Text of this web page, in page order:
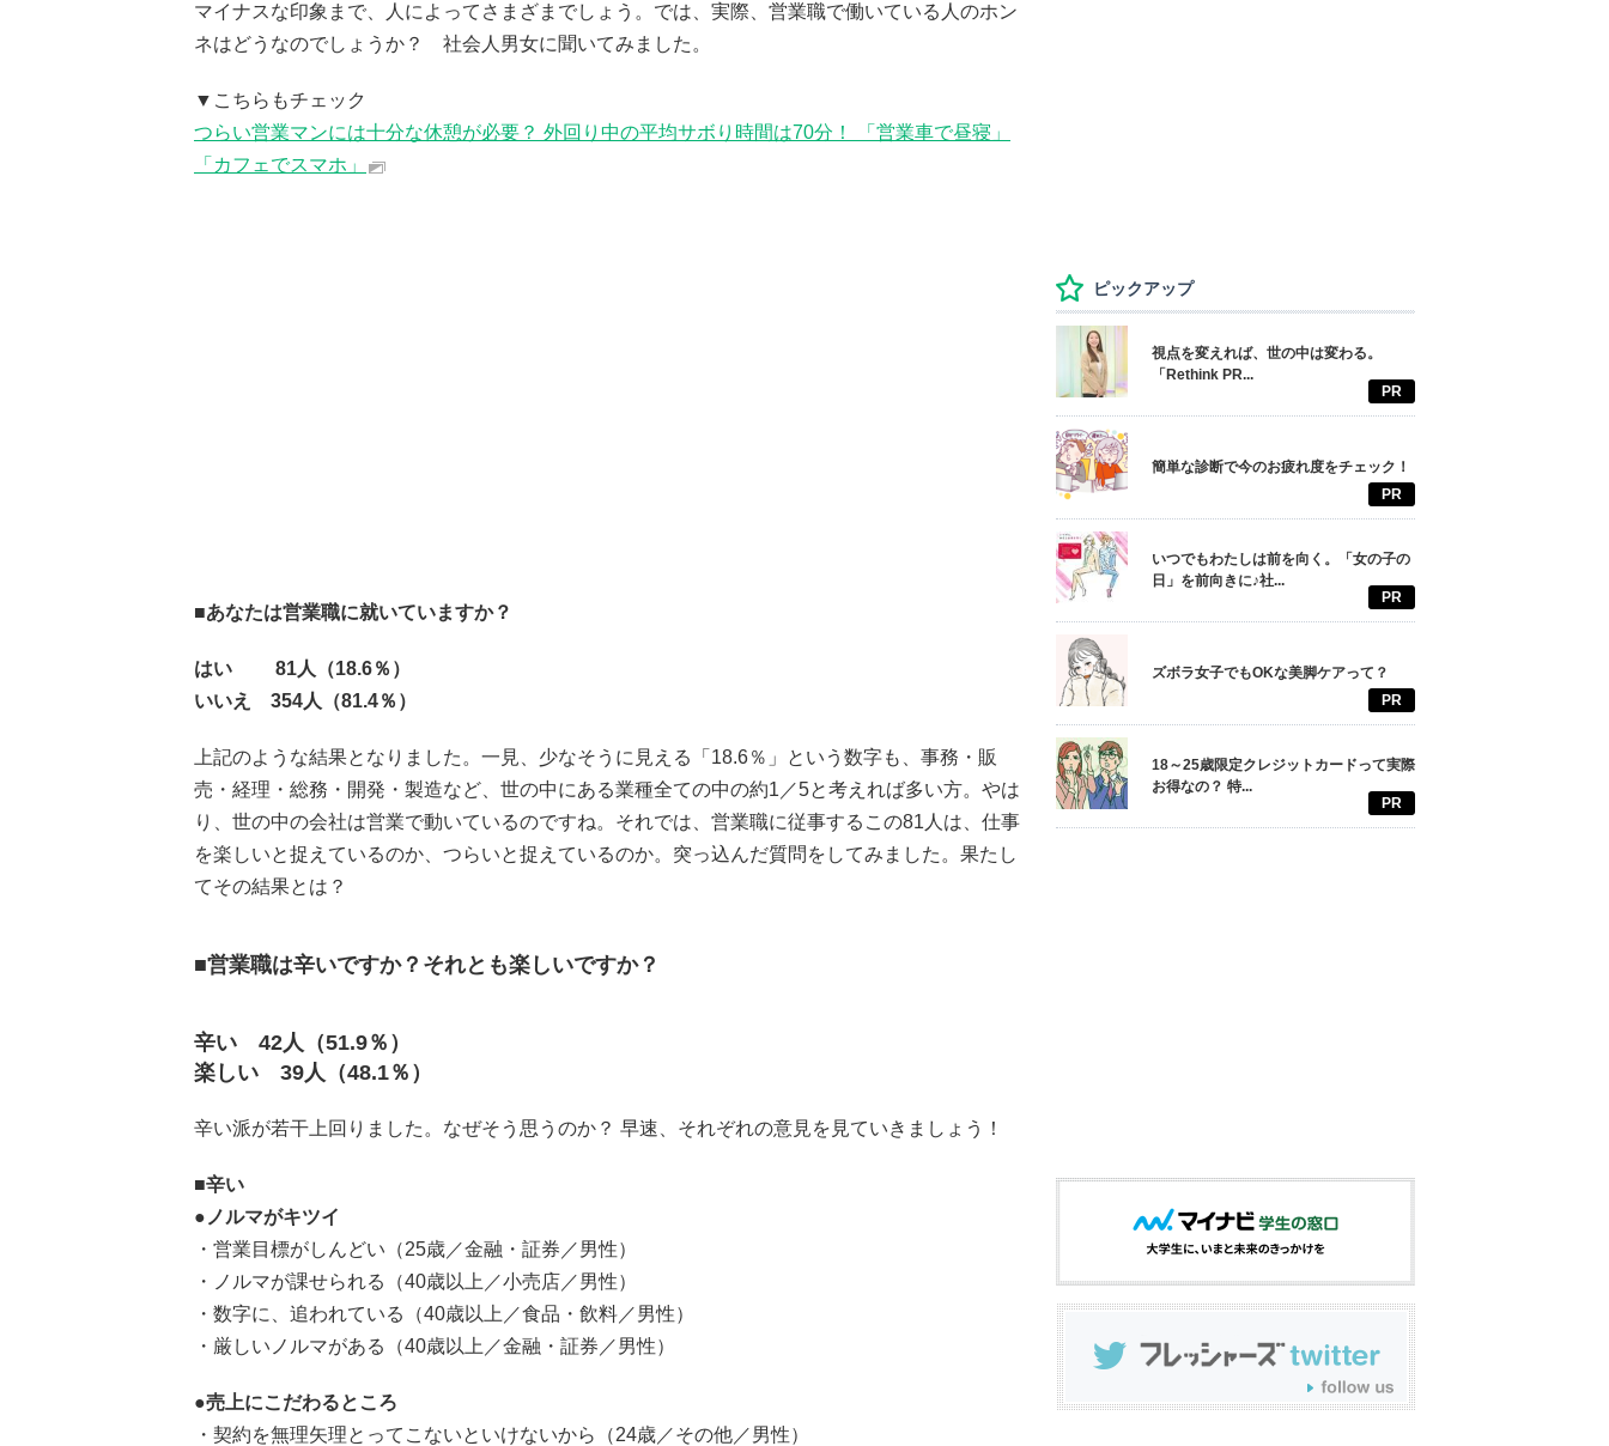
マイナスな印象まで、人によってさまざまでしょう。では、実際、営業職で働いている人のホン
ネはどうなのでしょうか？ 社会人男女に聞いてみました。
▼こちらもチェック
つらい営業マンには十分な休憩が必要？ 外回り中の平均サボり時間は70分！ 「営業車で昼寝」
「カフェでスマホ」
■あなたは営業職に就いていますか？
はい 81人（18.6％）
いいえ 354人（81.4％）
上記のような結果となりました。一見、少なそうに見える「18.6％」という数字も、事務・販
売・経理・総務・開発・製造など、世の中にある業種全ての中の約1／5と考えれば多い方。やは
り、世の中の会社は営業で動いているのですね。それでは、営業職に従事するこの81人は、仕事
を楽しいと捉えているのか、つらいと捉えているのか。突っ込んだ質問をしてみました。果たし
てその結果とは？
■営業職は辛いですか？それとも楽しいですか？
辛い 42人（51.9％）
楽しい 39人（48.1％）
辛い派が若干上回りました。なぜそう思うのか？ 早速、それぞれの意見を見ていきましょう！
■辛い
●ノルマがキツイ
・営業目標がしんどい（25歳／金融・証券／男性）
・ノルマが課せられる（40歳以上／小売店／男性）
・数字に、追われている（40歳以上／食品・飲料／男性）
・厳しいノルマがある（40歳以上／金融・証券／男性）
●売上にこだわるところ
・契約を無理矢理とってこないといけないから（24歳／その他／男性）
ピックアップ
視点を変えれば、世の中は変わる。
「Rethink PR...
PR
簡単な診断で今のお疲れ度をチェック！
PR
いつでもわたしは前を向く。「女の子の
日」を前向きに♪社...
PR
ズボラ女子でもOKな美脚ケアって？
PR
18～25歳限定クレジットカードって実際
お得なの？ 特...
PR